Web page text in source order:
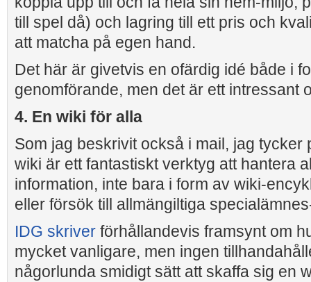
till spel då) och lagring till ett pris och
att matcha på egen hand.
Det här är givetvis en ofärdig idé både i
genomförande, men det är ett intressant
4. En wiki för alla
Som jag beskrivit också i mail, jag tycker
wiki är ett fantastiskt verktyg att hantera
information, inte bara i form av wiki-
eller försök till allmängiltiga
IDG skriver förhållandevis framsynt om
mycket vanligare, men ingen
någorlunda smidigt sätt att skaffa sig en